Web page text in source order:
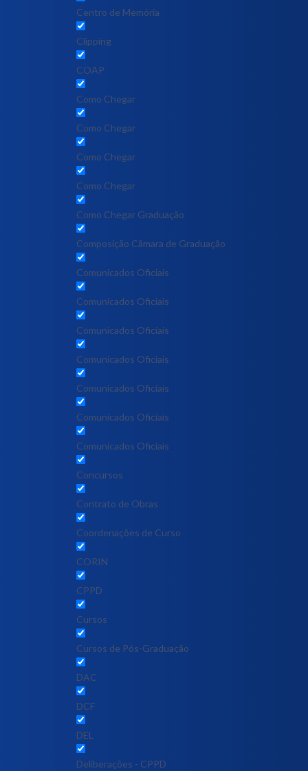
Centro de Memória
Clipping
COAP
Como Chegar
Como Chegar
Como Chegar
Como Chegar
Como Chegar Graduação
Composição Câmara de Graduação
Comunicados Oficiais
Comunicados Oficiais
Comunicados Oficiais
Comunicados Oficiais
Comunicados Oficiais
Comunicados Oficiais
Comunicados Oficiais
Concursos
Contrato de Obras
Coordenações de Curso
CORIN
CPPD
Cursos
Cursos de Pós-Graduação
DAC
DCF
DEL
Deliberações - CPPD